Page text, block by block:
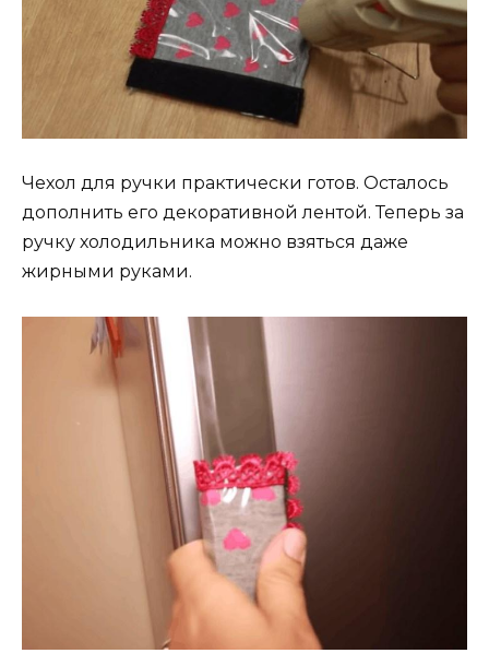
Чехол для ручки практически готов. Осталось
дополнить его декоративной лентой. Теперь за
ручку холодильника можно взяться даже
жирными руками.